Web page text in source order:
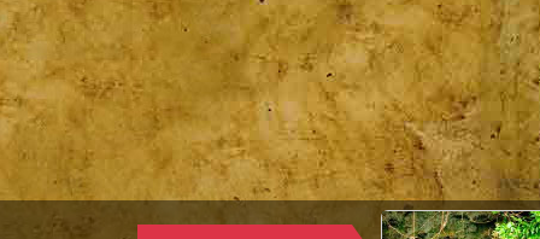
Ethologie | Primatologie |